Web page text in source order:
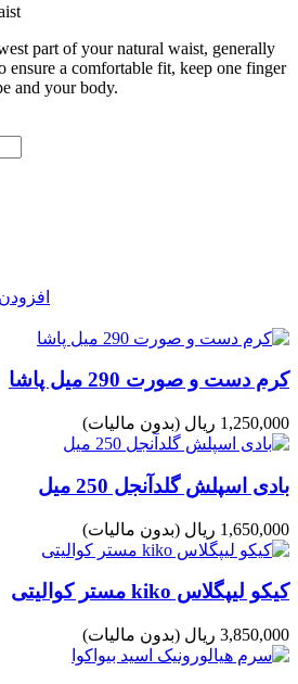
part of your natural waist, generally
ensure a comfortable fit, keep one finger
and your body.
کرم دست و صورت 290 میل پاشا
1,250,000 ریال (بدون مالیات)
بادی اسپلش گلدآنجل 250 میل
1,650,000 ریال (بدون مالیات)
کیکو لیپگلاس kiko مستر کوالیتی
3,850,000 ریال (بدون مالیات)